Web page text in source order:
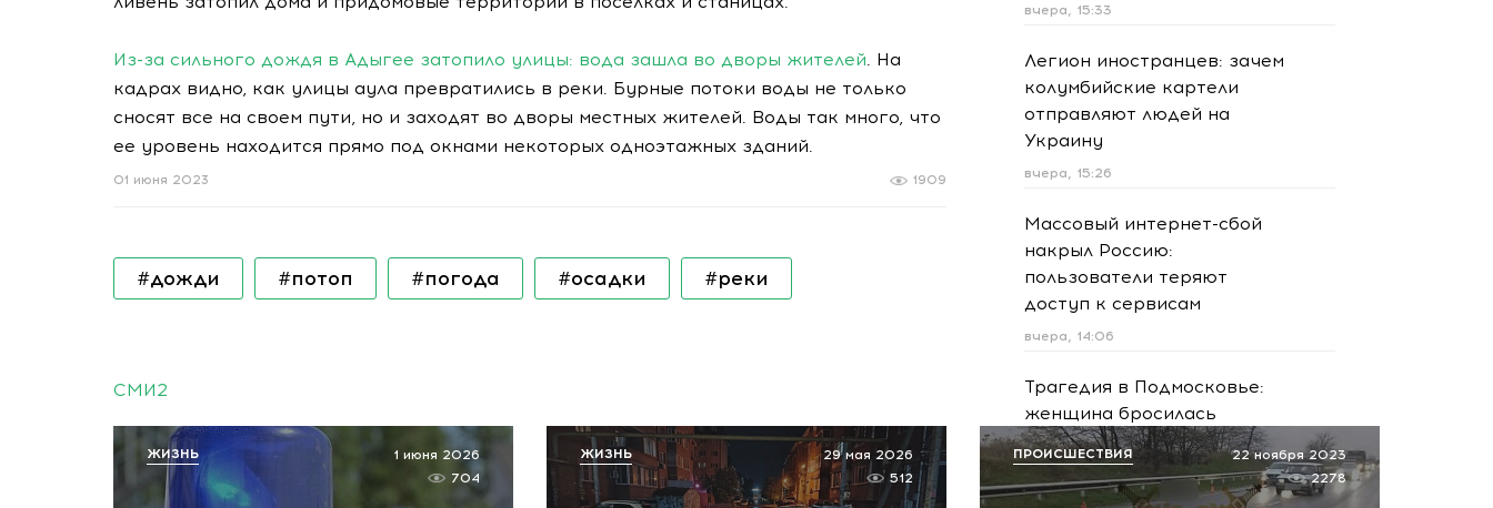
Из-за сильного дождя в Адыгее затопило улицы: вода зашла во дворы жителей. На
кадрах видно, как улицы аула превратились в реки. Бурные потоки воды не только
сносят все на своем пути, но и заходят во дворы местных жителей. Воды так много, что
ее уровень находится прямо под окнами некоторых одноэтажных зданий.
1909
01 июня 2023
#дожди #потоп #погода #осадки #реки
вчера, 15:33
Легион иностранцев: зачем
колумбийские картели
отправляют людей на
Украину
вчера, 15:26
Массовый интернет-сбой
накрыл Россию:
пользователи теряют
доступ к сервисам
вчера, 14:06
Трагедия в Подмосковье:
женщина бросилась
спасать сына и погибла
вместе с ним
вчера, 13:09
СМИ2
1 июня 2026
704
ЖИЗНЬ
29 мая 2026
512
ЖИЗНЬ
22 ноября 2023
2278
ПРОИСШЕСТВИЯ